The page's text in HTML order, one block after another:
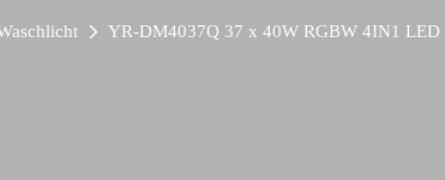
YR-DM4037Q 37 x 40W RGBW 4IN1 LED